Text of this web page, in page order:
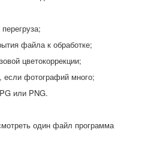
файла к обработке;
цветокоррекции;
если фотографий много;
или PNG.
один файл программа